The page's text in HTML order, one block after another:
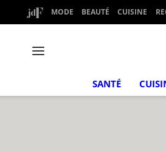
MODE BEAUTÉ CUISINE
SANTÉ